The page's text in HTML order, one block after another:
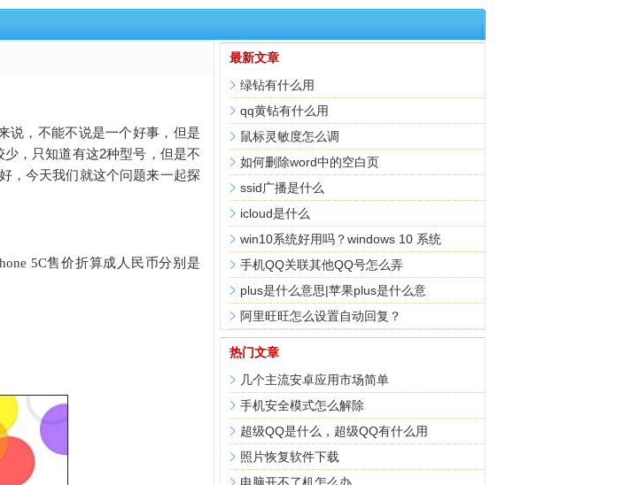
说，不能不说是一个好事，但是
，只知道有这2种型号，但是不
，今天我们就这个问题来一起探
5C售价折算成人民币分别是
最新文章
绿钻有什么用
qq黄钻有什么用
鼠标灵敏度怎么调
如何删除word中的空白页
ssid广播是什么
icloud是什么
win10系统好用吗？windows 10 系统
手机QQ关联其他QQ号怎么弄
plus是什么意思|苹果plus是什么意
阿里旺旺怎么设置自动回复？
热门文章
几个主流安卓应用市场简单
手机安全模式怎么解除
超级QQ是什么，超级QQ有什么用
照片恢复软件下载